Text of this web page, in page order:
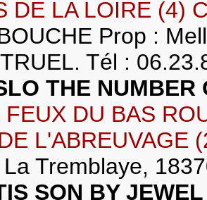
DE LA LOIRE (4)
Prop :
Tél :
THE
FEUX DU BAS
L'ABREUVAGE
Tremblaye,
SON BY